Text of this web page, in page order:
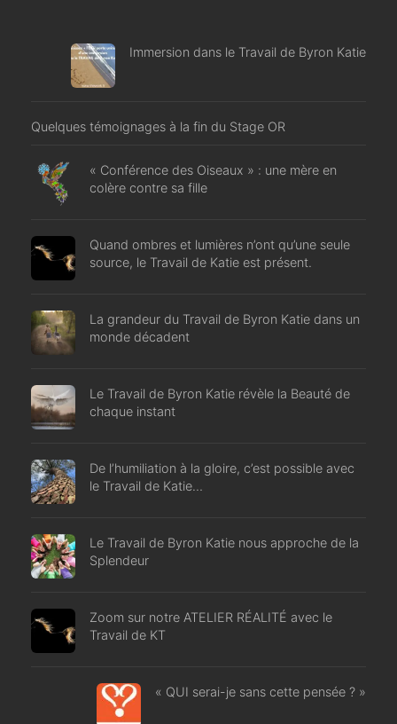
Immersion dans le Travail de Byron Katie
Quelques témoignages à la fin du Stage OR
« Conférence des Oiseaux » : une mère en
colère contre sa fille
Quand ombres et lumières n’ont qu’une seule
source, le Travail de Katie est présent.
La grandeur du Travail de Byron Katie dans un
monde décadent
Le Travail de Byron Katie révèle la Beauté de
chaque instant
De l’humiliation à la gloire, c’est possible avec
le Travail de Katie…
Le Travail de Byron Katie nous approche de la
Splendeur
Zoom sur notre ATELIER RÉALITÉ avec le
Travail de KT
« QUI serai-je sans cette pensée ? »